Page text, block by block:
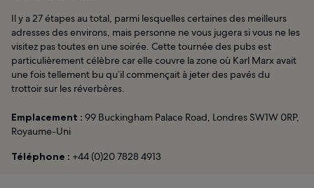
Il y a 27 étapes au total, parmi lesquelles certaines des meilleurs
adresses des environs, mais personne ne vous jugera si vous ne les
visitez pas toutes en une soirée. Cette tournée des pubs est
particulièrement célèbre car elle couvre la zone où Karl Marx avait
une fois tellement bu qu’il commençait à jeter des pavés du
trottoir sur les réverbères.
Emplacement : 99 Buckingham Palace Road, Londres SW1W 0RP,
Royaume-Uni
Téléphone : +44 (0)20 7828 4913